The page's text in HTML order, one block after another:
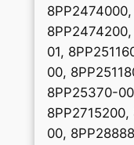
8PP2474200,
01,
00,
8PP25370-
00,